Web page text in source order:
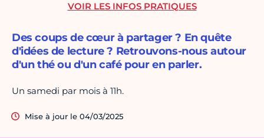
Des coups de cœur à partager ? En quête
d'idées de lecture ? Retrouvons-nous autour
d'un thé ou d'un café pour en parler.
Un samedi par mois à 11h.
Mise à jour le 04/03/2025
VOIR LES INFOS PRATIQUES